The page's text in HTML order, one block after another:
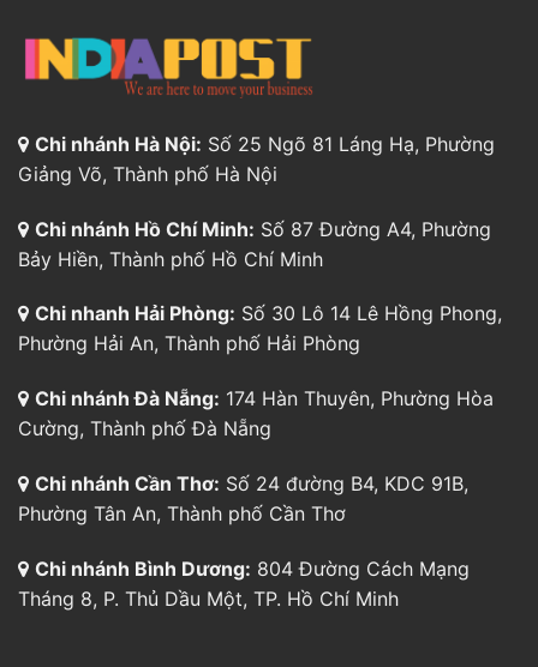
Chi nhánh Hà Nội: Số 25 Ngõ 81 Láng Hạ, Phường
Giảng Võ, Thành phố Hà Nội
Chi nhánh Hồ Chí Minh: Số 87 Đường A4, Phường
Bảy Hiền, Thành phố Hồ Chí Minh
Chi nhanh Hải Phòng: Số 30 Lô 14 Lê Hồng Phong,
Phường Hải An, Thành phố Hải Phòng
Chi nhánh Đà Nẵng: 174 Hàn Thuyên, Phường Hòa
Cường, Thành phố Đà Nẵng
Chi nhánh Cần Thơ: Số 24 đường B4, KDC 91B,
Phường Tân An, Thành phố Cần Thơ
Chi nhánh Bình Dương: 804 Đường Cách Mạng
Tháng 8, P. Thủ Dầu Một, TP. Hồ Chí Minh